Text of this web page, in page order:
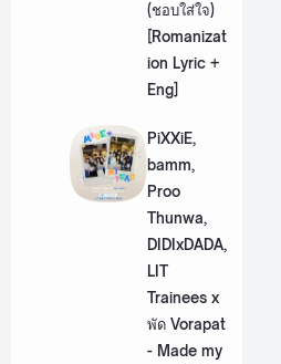
(ชอบใส่ใจ)
[Romanizat
ion Lyric +
Eng]
PiXXiE,
bamm,
Proo
Thunwa,
DIDIxDADA,
LIT
Trainees x
พัด Vorapat
- Made my